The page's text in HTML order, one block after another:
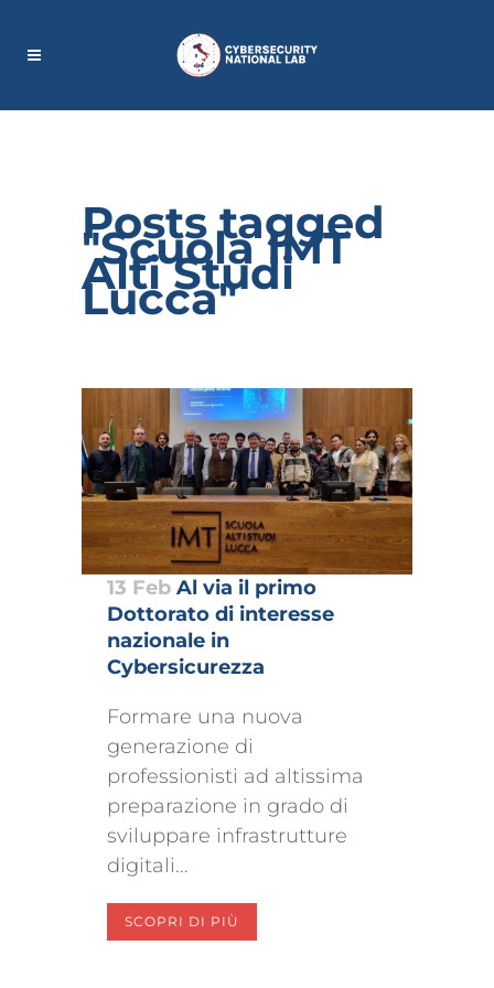
Posts tagged
"Scuola IMT
Alti Studi
Lucca"
13 Feb Al via il primo
Dottorato di interesse
nazionale in
Cybersicurezza
Formare una nuova
generazione di
professionisti ad altissima
preparazione in grado di
sviluppare infrastrutture
digitali...
SCOPRI DI PIÙ